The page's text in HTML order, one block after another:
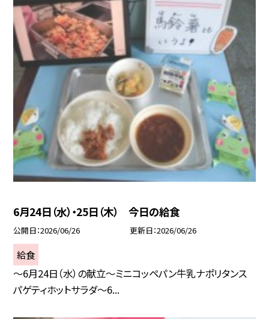
6月24日（水）・25日（木） 今日の給食
公開日 2026/06/26 更新日 2026/06/26
給食
～6月24日（水）の献立～ミニコッペパン牛乳ナポリタンス
パゲティホットサラダ～6...